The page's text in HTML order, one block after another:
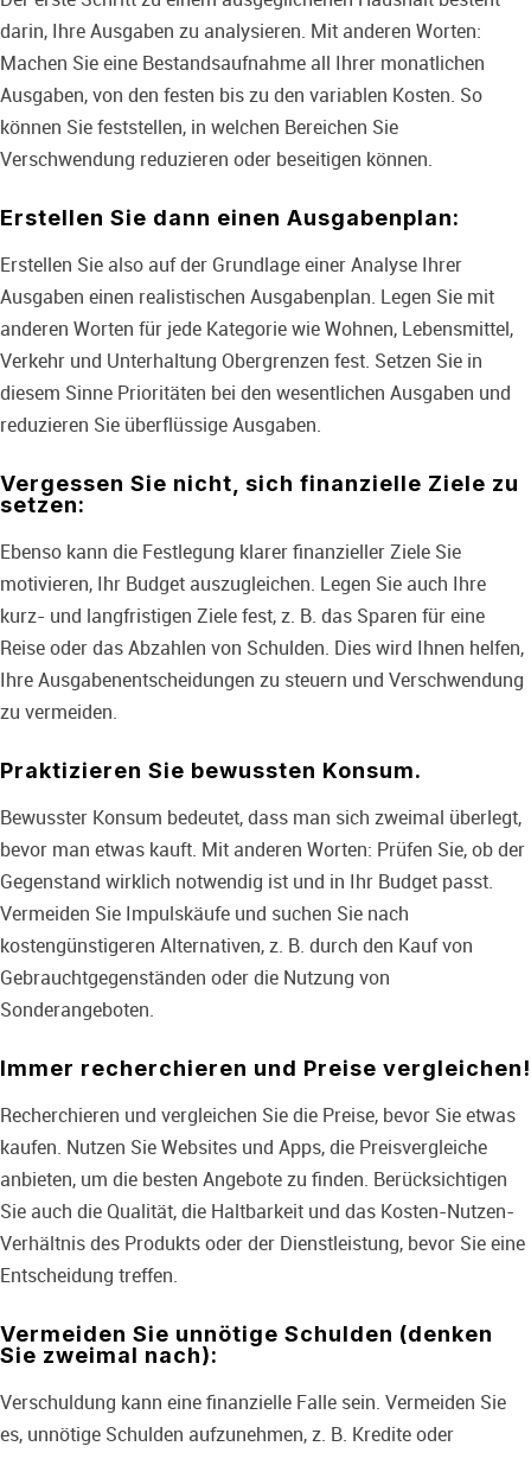
darin, Ihre Ausgaben zu analysieren. Mit anderen Worten:
Machen Sie eine Bestandsaufnahme all Ihrer monatlichen
Ausgaben, von den festen bis zu den variablen Kosten. So
können Sie feststellen, in welchen Bereichen Sie
Verschwendung reduzieren oder beseitigen können.
Erstellen Sie dann einen Ausgabenplan:
Erstellen Sie also auf der Grundlage einer Analyse Ihrer
Ausgaben einen realistischen Ausgabenplan. Legen Sie mit
anderen Worten für jede Kategorie wie Wohnen, Lebensmittel,
Verkehr und Unterhaltung Obergrenzen fest. Setzen Sie in
diesem Sinne Prioritäten bei den wesentlichen Ausgaben und
reduzieren Sie überflüssige Ausgaben.
Vergessen Sie nicht, sich finanzielle Ziele zu
setzen:
Ebenso kann die Festlegung klarer finanzieller Ziele Sie
motivieren, Ihr Budget auszugleichen. Legen Sie auch Ihre
kurz- und langfristigen Ziele fest, z. B. das Sparen für eine
Reise oder das Abzahlen von Schulden. Dies wird Ihnen helfen,
Ihre Ausgabenentscheidungen zu steuern und Verschwendung
zu vermeiden.
Praktizieren Sie bewussten Konsum.
Bewusster Konsum bedeutet, dass man sich zweimal überlegt,
bevor man etwas kauft. Mit anderen Worten: Prüfen Sie, ob der
Gegenstand wirklich notwendig ist und in Ihr Budget passt.
Vermeiden Sie Impulskäufe und suchen Sie nach
kostengünstigeren Alternativen, z. B. durch den Kauf von
Gebrauchtgegenständen oder die Nutzung von
Sonderangeboten.
Immer recherchieren und Preise vergleichen!
Recherchieren und vergleichen Sie die Preise, bevor Sie etwas
kaufen. Nutzen Sie Websites und Apps, die Preisvergleiche
anbieten, um die besten Angebote zu finden. Berücksichtigen
Sie auch die Qualität, die Haltbarkeit und das Kosten-Nutzen-
Verhältnis des Produkts oder der Dienstleistung, bevor Sie eine
Entscheidung treffen.
Vermeiden Sie unnötige Schulden (denken
Sie zweimal nach):
Verschuldung kann eine finanzielle Falle sein. Vermeiden Sie
es, unnötige Schulden aufzunehmen, z. B. Kredite oder